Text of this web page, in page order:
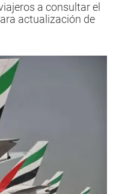
a consultar el
actualización de